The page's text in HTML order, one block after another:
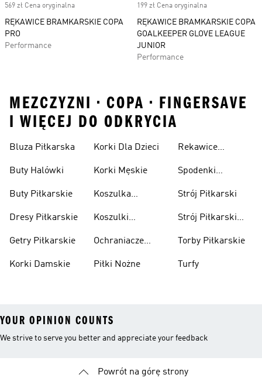
569 zł Cena oryginalna
RĘKAWICE BRAMKARSKIE COPA
PRO
Performance
199 zł Cena oryginalna
RĘKAWICE BRAMKARSKIE COPA
GOALKEEPER GLOVE LEAGUE
JUNIOR
Performance
MEZCZYZNI • COPA • FINGERSAVE
I WIĘCEJ DO ODKRYCIA
Bluza Piłkarska
Buty Halówki
Buty Piłkarskie
Dresy Piłkarskie
Getry Piłkarskie
Korki Damskie
Korki Dla Dzieci
Korki Męskie
Koszulka
Koszulki
Dzieci
Ochraniacze
Piłki Nożne
Rekawice
Spodenki
Strój Piłkarski
Strój Piłkarski
Torby Piłkarskie
Turfy
YOUR OPINION COUNTS
We strive to serve you better and appreciate your feedback
Powrót na górę strony